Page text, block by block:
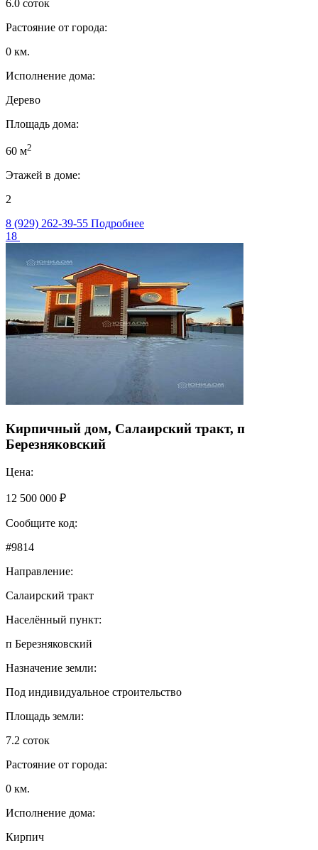
6.0 соток
Растояние от города:
0 км.
Исполнение дома:
Дерево
Площадь дома:
60 м2
Этажей в доме:
2
8 (929) 262-39-55 Подробнее
18
Кирпичный дом, Салаирский тракт, п
Березняковский
Цена:
12 500 000 ₽
Сообщите код:
#9814
Направление:
Салаирский тракт
Населённый пункт:
п Березняковский
Назначение земли:
Под индивидуальное строительство
Площадь земли:
7.2 соток
Растояние от города:
0 км.
Исполнение дома:
Кирпич